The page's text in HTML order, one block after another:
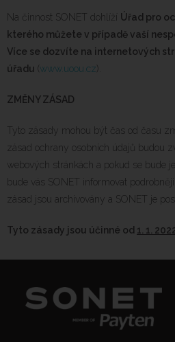
Na činnost SONET dohlíží Úřad pro
kterého můžete v případě vaší
Více se dozvíte na internetových
úřadu (www.uoou.cz).
ZMĚNY ZÁSAD
Tyto zásady mohou být čas od času
zásad ochrany osobních údajů budou
webových stránkách a pokud se bude
bude vás SONET informovat
zásad jsou archivovány a SONET je
Tyto zásady jsou účinné od 1. 1.